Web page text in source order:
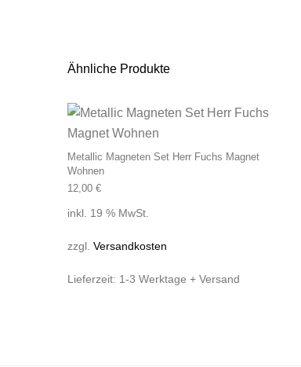
Ähnliche Produkte
Metallic Magneten Set Herr Fuchs Magnet
Wohnen
12,00 €
inkl. 19 % MwSt.
zzgl. Versandkosten
Lieferzeit: 1-3 Werktage + Versand